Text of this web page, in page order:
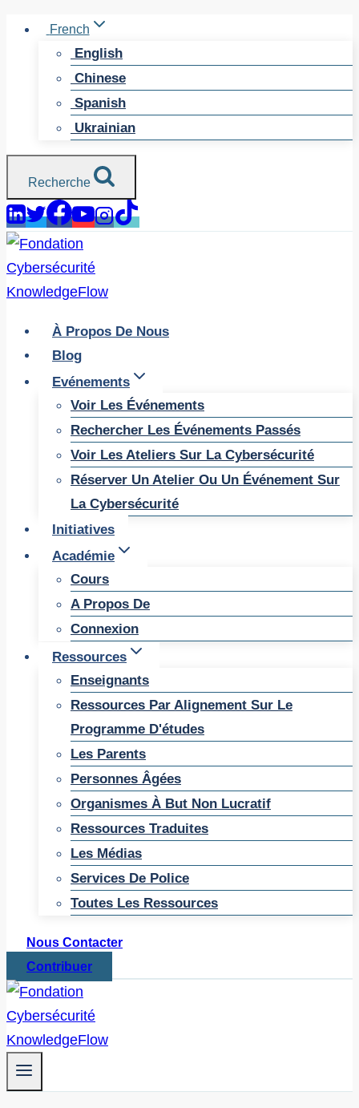
Skip
French
English
Chinese
Spanish
Ukrainian
Recherche
À Propos De Nous
Blog
Evénements
Voir Les Événements
Rechercher Les Événements Passés
Voir Les Ateliers Sur La Cybersécurité
Réserver Un Atelier Ou Un Événement Sur
La Cybersécurité
Initiatives
Académie
Cours
A Propos De
Connexion
Ressources
Enseignants
Ressources Par Alignement Sur Le
Programme D'études
Les Parents
Personnes Âgées
Organismes À But Non Lucratif
Ressources Traduites
Les Médias
Services De Police
Toutes Les Ressources
Nous Contacter
Contribuer